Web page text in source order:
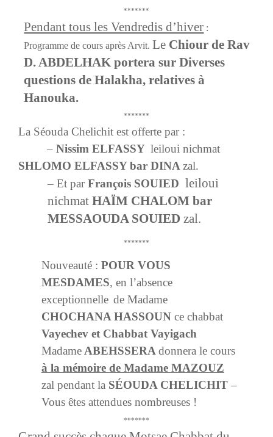
*******
Pendant tous les Vendredis d’hiver :
Programme de cours après Arvit. Le Chiour de Rav
D. ABDELHAK portera sur Diverses
questions de Halakha, relatives à
Hanouka.
*******
La Séouda Chelichit est offerte par :
–Nissim ELFASSY leiloui nichmat
SHLOMO ELFASSY bar DINA zal.
– Et parFrançois SOUIED leiloui
nichmat HAÏM CHALOM bar
MESSAOUDA SOUIED zal.
*******
Nouveauté : POUR VOUS
MESDAMES, en l’absence
exceptionnelle de Madame
CHOCHANA HASSOUNce chabbat
Vayechev et Chabbat Vayigach
MadameABEHSSERA donnera le cours
à la mémoire de Madame MAZOUZ
zal pendant la SÉOUDA CHELICHIT–
Vous êtes attendues nombreuses !
*******